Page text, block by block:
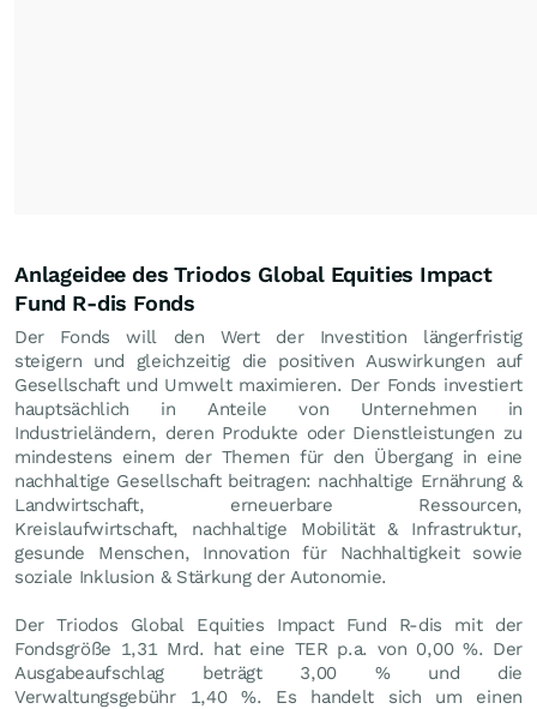
Anlageidee des Triodos Global Equities Impact
Fund R-dis Fonds
Der Fonds will den Wert der Investition längerfristig
steigern und gleichzeitig die positiven Auswirkungen auf
Gesellschaft und Umwelt maximieren. Der Fonds investiert
hauptsächlich in Anteile von Unternehmen in
Industrieländern, deren Produkte oder Dienstleistungen zu
mindestens einem der Themen für den Übergang in eine
nachhaltige Gesellschaft beitragen: nachhaltige Ernährung &
Landwirtschaft, erneuerbare Ressourcen,
Kreislaufwirtschaft, nachhaltige Mobilität & Infrastruktur,
gesunde Menschen, Innovation für Nachhaltigkeit sowie
soziale Inklusion & Stärkung der Autonomie.
Der Triodos Global Equities Impact Fund R-dis mit der
Fondsgröße 1,31 Mrd. hat eine TER p.a. von 0,00 %. Der
Ausgabeaufschlag beträgt 3,00 % und die
Verwaltungsgebühr 1,40 %. Es handelt sich um einen